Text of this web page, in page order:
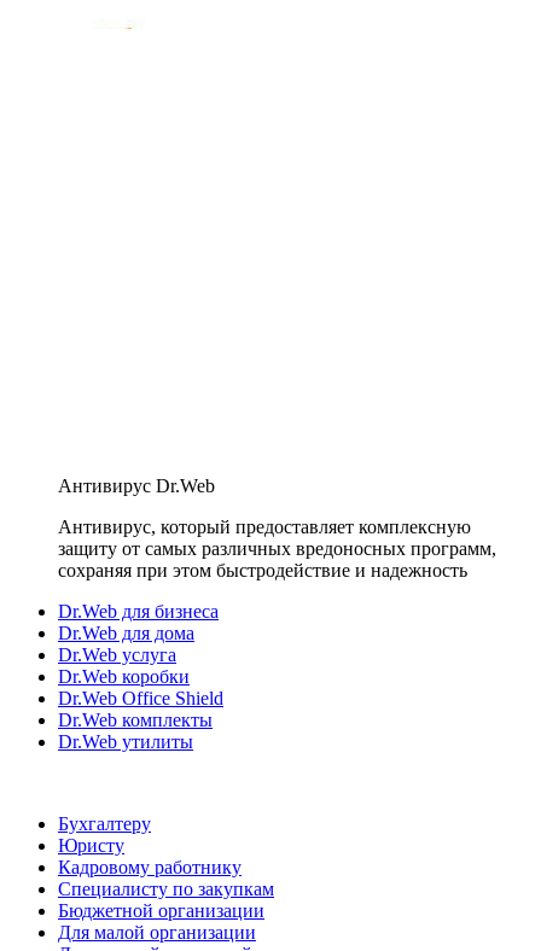
Антивирус Dr.Web
Антивирус, который предоставляет комплексную
защиту от самых различных вредоносных программ,
сохраняя при этом быстродействие и надежность
Dr.Web для бизнеса
Dr.Web для дома
Dr.Web услуга
Dr.Web коробки
Dr.Web Office Shield
Dr.Web комплекты
Dr.Web утилиты
Бухгалтеру
Юристу
Кадровому работнику
Специалисту по закупкам
Бюджетной организации
Для малой организации